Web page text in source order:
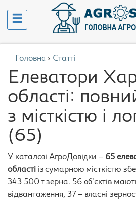
Головна › Статті
Елеватори
області:
з місткістю і
(65)
У каталозі АгроДовідки – 65
області із сумарною місткістю
343 500 т зерна. 56 обʼєктів
відвантаження, 37 – власні